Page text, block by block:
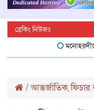
ব্রেকিং নিউজঃ
মনোহরদীতে
/আন্তর্জাতিক,ফিচার